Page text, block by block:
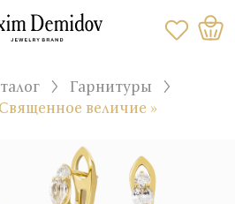
Гарнитуры
величие »